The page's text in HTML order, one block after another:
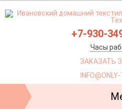
+7-930-
Часы
ЗАКАЗАТЬ